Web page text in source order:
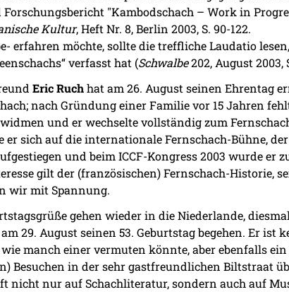
"Kambodschach – Work in
Kultur, Heft Nr. 8, Berlin 2003, S. 90-122.
erfahren möchte, sollte die treffliche Laudatio
verfasst hat (Schwalbe202, August 2003,
Eric Ruchhat am 26. August seinen Ehrentag
nach Gründung einer Familie vor 15 Jahren
und er wechselte vollständig zum
sich auf die internationale Fernschach-Bühne,
und beim ICCF-Kongress 2003 wurde er
gilt der (französischen) Fernschach-Historie,
wir mit Spannung.
gehen wieder in die Niederlande,
am 29. August seinen 53. Geburtstag begehen. Er ist
manch einer vermuten könnte, aber ebenfalls
Besuchen in der sehr gastfreundlichen Biltstraat
nicht nur auf Schachliteratur, sondern auch auf